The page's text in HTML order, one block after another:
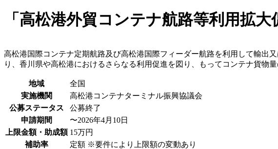
「高松港外貿コンテナ航路等利用拡大
高松港国際コンテナ定期航路及び高松港国際フィーダー航路を利用して輸出
り、香川県や高松港におけるさらなる利用促進を図り、もってコンテナ貨物
地域
全国
実施機関
高松港コンテナターミナル振興協議会
公募ステータス
公募終了
申請期間
〜2026年4月10日
上限金額・助成額 15万円
補助率
定額 ※要件により上限額の変動あり